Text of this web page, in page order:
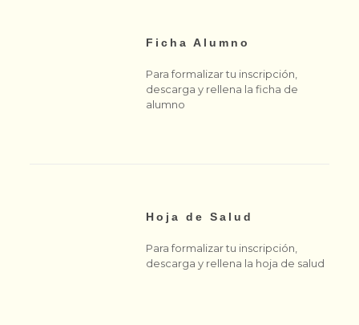
Ficha Alumno
Para formalizar tu inscripción,
descarga y rellena la ficha de
alumno
Hoja de Salud
Para formalizar tu inscripción,
descarga y rellena la hoja de salud